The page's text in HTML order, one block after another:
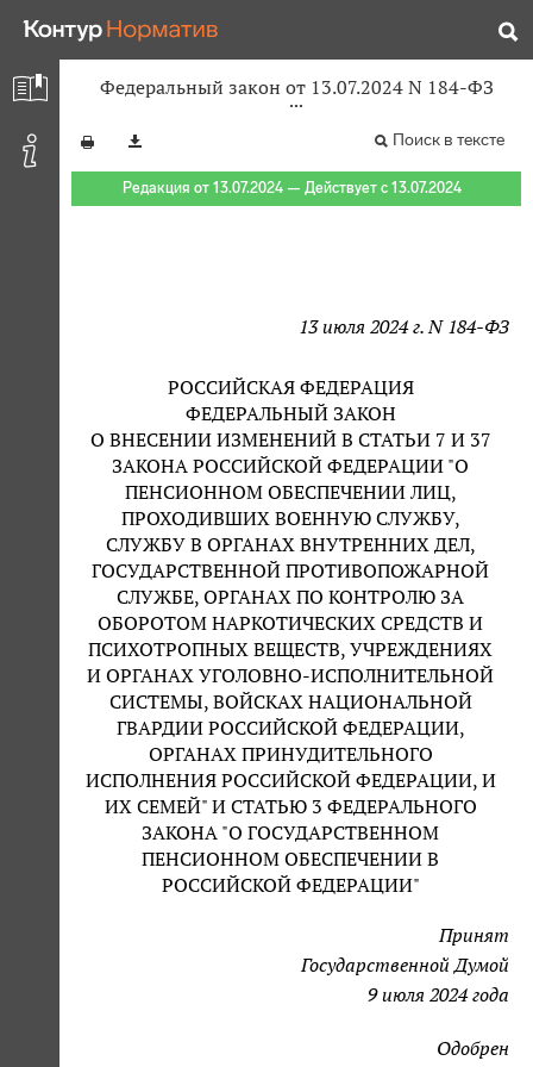
Федеральный закон от 13.07.2024 N 184-ФЗ
Поиск в тексте
Редакция от 13.07.2024 — Действует с 13.07.2024
13 июля 2024 г. N 184-ФЗ
РОССИЙСКАЯ ФЕДЕРАЦИЯ
ФЕДЕРАЛЬНЫЙ ЗАКОН
О ВНЕСЕНИИ ИЗМЕНЕНИЙ В СТАТЬИ 7 И 37
ЗАКОНА РОССИЙСКОЙ ФЕДЕРАЦИИ "О
ПЕНСИОННОМ ОБЕСПЕЧЕНИИ ЛИЦ,
ПРОХОДИВШИХ ВОЕННУЮ СЛУЖБУ,
СЛУЖБУ В ОРГАНАХ ВНУТРЕННИХ ДЕЛ,
ГОСУДАРСТВЕННОЙ ПРОТИВОПОЖАРНОЙ
СЛУЖБЕ, ОРГАНАХ ПО КОНТРОЛЮ ЗА
ОБОРОТОМ НАРКОТИЧЕСКИХ СРЕДСТВ И
ПСИХОТРОПНЫХ ВЕЩЕСТВ, УЧРЕЖДЕНИЯХ
И ОРГАНАХ УГОЛОВНО-ИСПОЛНИТЕЛЬНОЙ
СИСТЕМЫ, ВОЙСКАХ НАЦИОНАЛЬНОЙ
ГВАРДИИ РОССИЙСКОЙ ФЕДЕРАЦИИ,
ОРГАНАХ ПРИНУДИТЕЛЬНОГО
ИСПОЛНЕНИЯ РОССИЙСКОЙ ФЕДЕРАЦИИ, И
ИХ СЕМЕЙ" И СТАТЬЮ 3 ФЕДЕРАЛЬНОГО
ЗАКОНА "О ГОСУДАРСТВЕННОМ
ПЕНСИОННОМ ОБЕСПЕЧЕНИИ В
РОССИЙСКОЙ ФЕДЕРАЦИИ"
Принят
Государственной Думой
9 июля 2024 года
Одобрен